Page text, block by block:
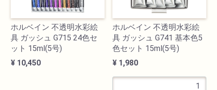
ホルベイン 不透明水彩絵
具 ガッシュ G715 24色セ
ット 15ml(5号)
¥ 10,450
ホルベイン 不透明水彩絵
具 ガッシュ G741 基本色5
色セット 15ml(5号)
¥ 1,980
カテゴリ